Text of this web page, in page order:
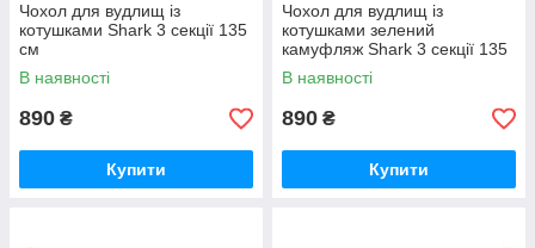
Чохол для вудлищ із
котушками Shark 3 секції 135
см
В наявності
890 ₴
Купити
Чохол для вудлищ із
котушками зелений
камуфляж Shark 3 секції 135
см
В наявності
890 ₴
Купити